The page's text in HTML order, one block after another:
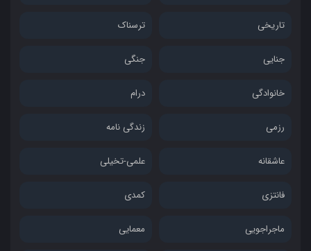
تاریخی ترسناک
جنایی جنگی
خانوادگی درام
رزمی زندگی نامه
عاشقانه علمی-تخیلی
فانتزی کمدی
ماجراجویی معمایی